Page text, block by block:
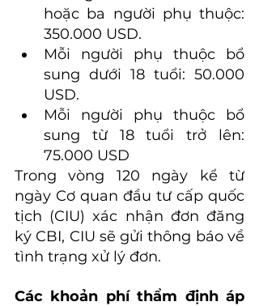
hoặc ba người phụ thuộc:
350.000 USD.
Mỗi người phụ thuộc bổ
sung dưới 18 tuổi: 50.000
USD.
Mỗi người phụ thuộc bổ
sung từ 18 tuổi trở lên:
75.000 USD
Trong vòng 120 ngày kể từ
ngày Cơ quan đầu tư cấp quốc
tịch (CIU) xác nhận đơn đăng
ký CBI, CIU sẽ gửi thông báo về
tình trạng xử lý đơn.
Các khoản phí thẩm định áp